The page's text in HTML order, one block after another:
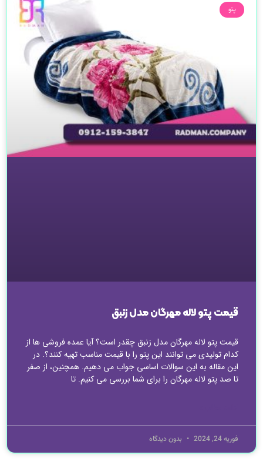
پتو
قیمت پتو لاله مهرگان مدل زنبق
قیمت پتو لاله مهرگان مدل زنبق چقدر است؟ آیا عمده فروشی ها از
کدام تولیدی می توانند این پتو را با قیمت مناسب تهیه کنند؟. در
این مقاله به این سوالات اساسی جواب می دهیم. همچنین، از صفر
تا صد پتو لاله مهرگان را برای شما بررسی می کنیم. تا
فوریه 24, 2024 بدون دیدگاه